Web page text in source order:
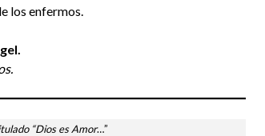
los enfermos.
“Dios es Amor…”